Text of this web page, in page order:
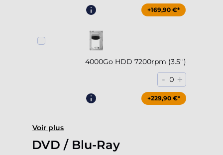
+169,90 €*
4000Go HDD 7200rpm (3.5'')
- 0 +
+229,90 €*
Voir plus
DVD / Blu-Ray